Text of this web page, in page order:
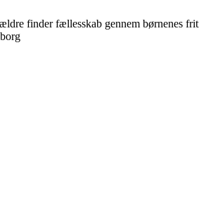
finder fællesskab gennem børnenes